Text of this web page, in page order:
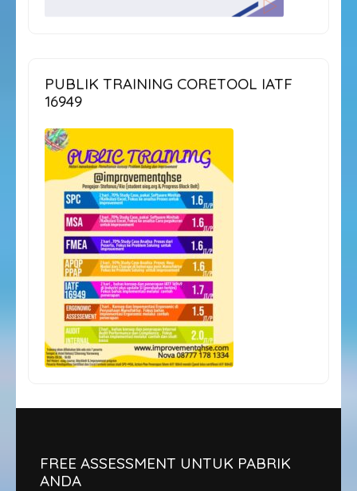
PUBLIK TRAINING CORETOOL IATF
16949
FREE ASSESSMENT UNTUK PABRIK
ANDA